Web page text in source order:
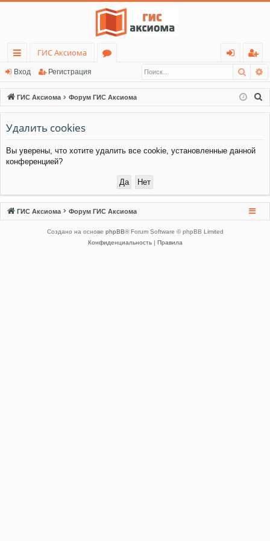
с
ы
лк
и
ГИС Аксиома
ру
м
д
ег
ис
тр
ия
Вход Регистрация
ГИС Аксиома Форум ГИС Аксиома
Удалить cookies
Вы уверены, что хотите удалить все cookie, установленные данной
конференцией?
ГИС Аксиома Форум ГИС Аксиома
Создано на основе phpBB® Forum Software © phpBB Limited
Конфиденциальность| Правила